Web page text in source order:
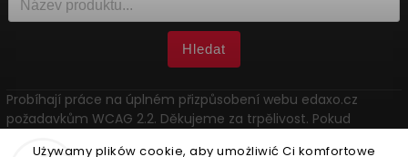
Używamy plików cookie, aby umożliwić Ci komfortowe
Hledat
Probíhají práce na úplném přizpůsobení webu edaxo.cz
požadavkům WCAG 2.2. Děkujeme za trpělivost. Pokud